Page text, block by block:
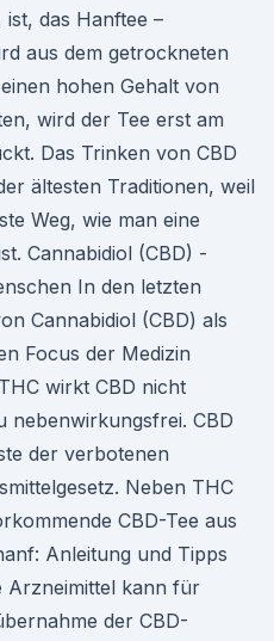
das Hanftee –
aus dem getrockneten
hohen Gehalt von
wird der Tee erst am
Das Trinken von CBD
ältesten Traditionen, weil
Weg, wie man eine
Cannabidiol (CBD) -
In den letzten
Cannabidiol (CBD) als
Focus der Medizin
wirkt CBD nicht
nebenwirkungsfrei. CBD
der verbotenen
Neben THC
CBD-Tee aus
Anleitung und Tipps
Arzneimittel kann für
der CBD-